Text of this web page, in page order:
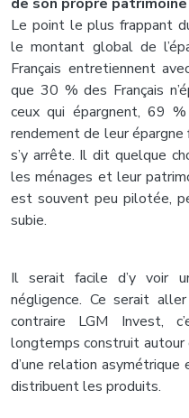
Le point le plus frappant
le montant global de
Français entretiennent
que 30 % des Français
ceux qui épargnent, 69
rendement de leur épargne
s’y arrête. Il dit quelque
les ménages et leur
est souvent peu pilotée,
subie.
Il serait facile d’y voir
négligence. Ce serait
contraire LGM Invest,
longtemps construit autour
d’une relation
distribuent les produits.